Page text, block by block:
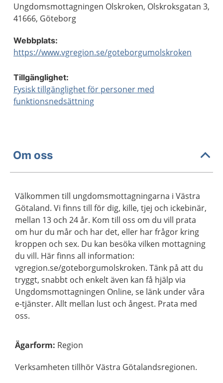
Ungdomsmottagningen Olskroken, Olskroksgatan 3,
41666, Göteborg
Webbplats:
https://www.vgregion.se/goteborgumolskroken
Tillgänglighet:
Fysisk tillgänglighet för personer med
funktionsnedsättning
Om oss
Välkommen till ungdomsmottagningarna i Västra
Götaland. Vi finns till för dig, kille, tjej och ickebinär,
mellan 13 och 24 år. Kom till oss om du vill prata
om hur du mår och har det, eller har frågor kring
kroppen och sex. Du kan besöka vilken mottagning
du vill. Här finns all information:
vgregion.se/goteborgumolskroken. Tänk på att du
tryggt, snabbt och enkelt även kan få hjälp via
Ungdomsmottagningen Online, se länk under våra
e-tjänster. Allt mellan lust och ångest. Prata med
oss.
Ägarform: Region
Verksamheten tillhör Västra Götalandsregionen.